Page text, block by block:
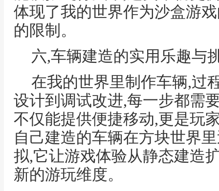
体现了我的世界作为沙盒游
的限制。
六,车辆建造的实用乐趣与
在我的世界里制作车辆,过
设计到调试改进,每一步都需
不仅能提供便捷移动,更是玩
自己建造的车辆在方块世界
拟,它让游戏体验从静态建造
新的游玩维度。